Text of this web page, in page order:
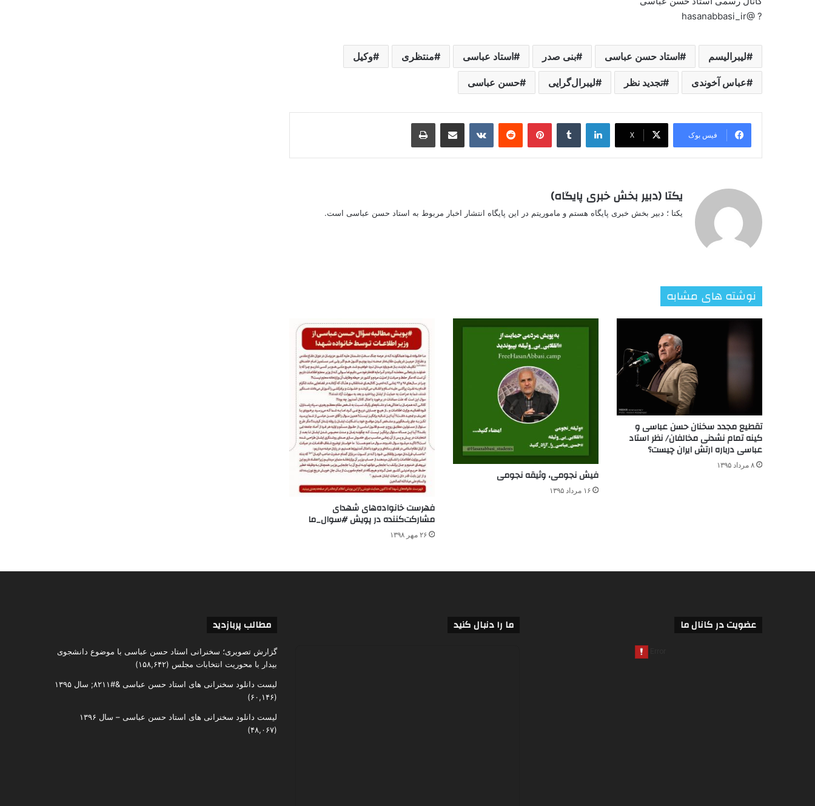
? @hasanabbasi_ir
لیبرالیسم استاد حسن عباسی بنی صدر استاد عباسی منتظری وکیل
عباس آخوندی تجدید نظر لیبرال‌گرایی حسن عباسی
فیس بوک X
لینکدین ‫تامبلر ‫پین‌ترست‫رددیت ‫VKontakteاشتراک گذاری از طریق ایمیل چاپ
یکتا (دبیر بخش خبری پایگاه)
یکتا ؛ دبیر بخش خبری پایگاه هستم و ماموریتم در این پایگاه انتشار اخبار مربوط به استاد حسن عباسی است.
نوشته های مشابه
تقطیع مجدد سخنان حسن عباسی و
کینه تمام نشدنی مخالفان/ نظر استاد
عباسی درباره ارتش ایران چیست؟
۸ مرداد ۱۳۹۵
فیش نجومی، وثیقه نجومی
۱۶ مرداد ۱۳۹۵
فهرست خانواده‌های شهدای
مشارکت‌کننده در پویش #سوال_ما
۲۶ مهر ۱۳۹۸
عضویت در کانال ما ما را دنبال کنید مطالب پربازدید
گزارش تصویری؛ سخنرانی استاد حسن عباسی با موضوع دانشجوی
بیدار با محوریت انتخابات مجلس (۱۵۸,۶۴۲)
لیست دانلود سخنرانی های استاد حسن عباسی &#۸۲۱۱; سال ۱۳۹۵
(۶۰,۱۴۶)
لیست دانلود سخنرانی های استاد حسن عباسی – سال ۱۳۹۶
(۴۸,۰۶۷)